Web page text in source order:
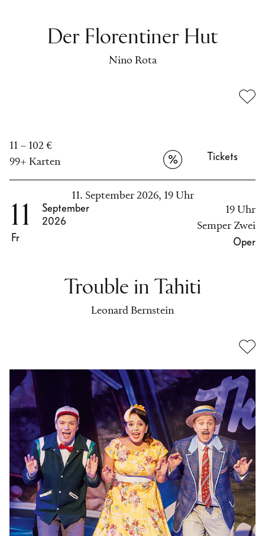
Der Florentiner Hut
Nino Rota
Tickets
11 – 102 €
99+ Karten
Trouble in Tahiti
Leonard Bernstein
11. September 2026, 19 Uhr
11
Fr
September
2026
19 Uhr
Semper Zwei
Oper